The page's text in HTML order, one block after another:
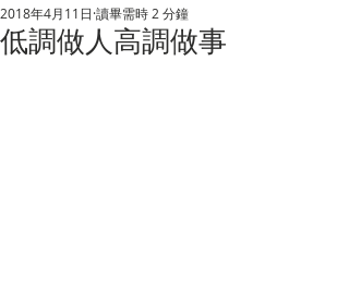
低調做人高調做事
2018年4月11日 讀畢需時 2 分鐘